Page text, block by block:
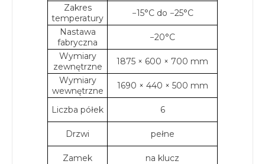
Zakres
temperatury
−15°C do −25°C
Nastawa
fabryczna
−20°C
Wymiary
zewnętrzne
1875 × 600 × 700 mm
Wymiary
wewnętrzne
1690 × 440 × 500 mm
Liczba półek 6
Drzwi pełne
Zamek na klucz